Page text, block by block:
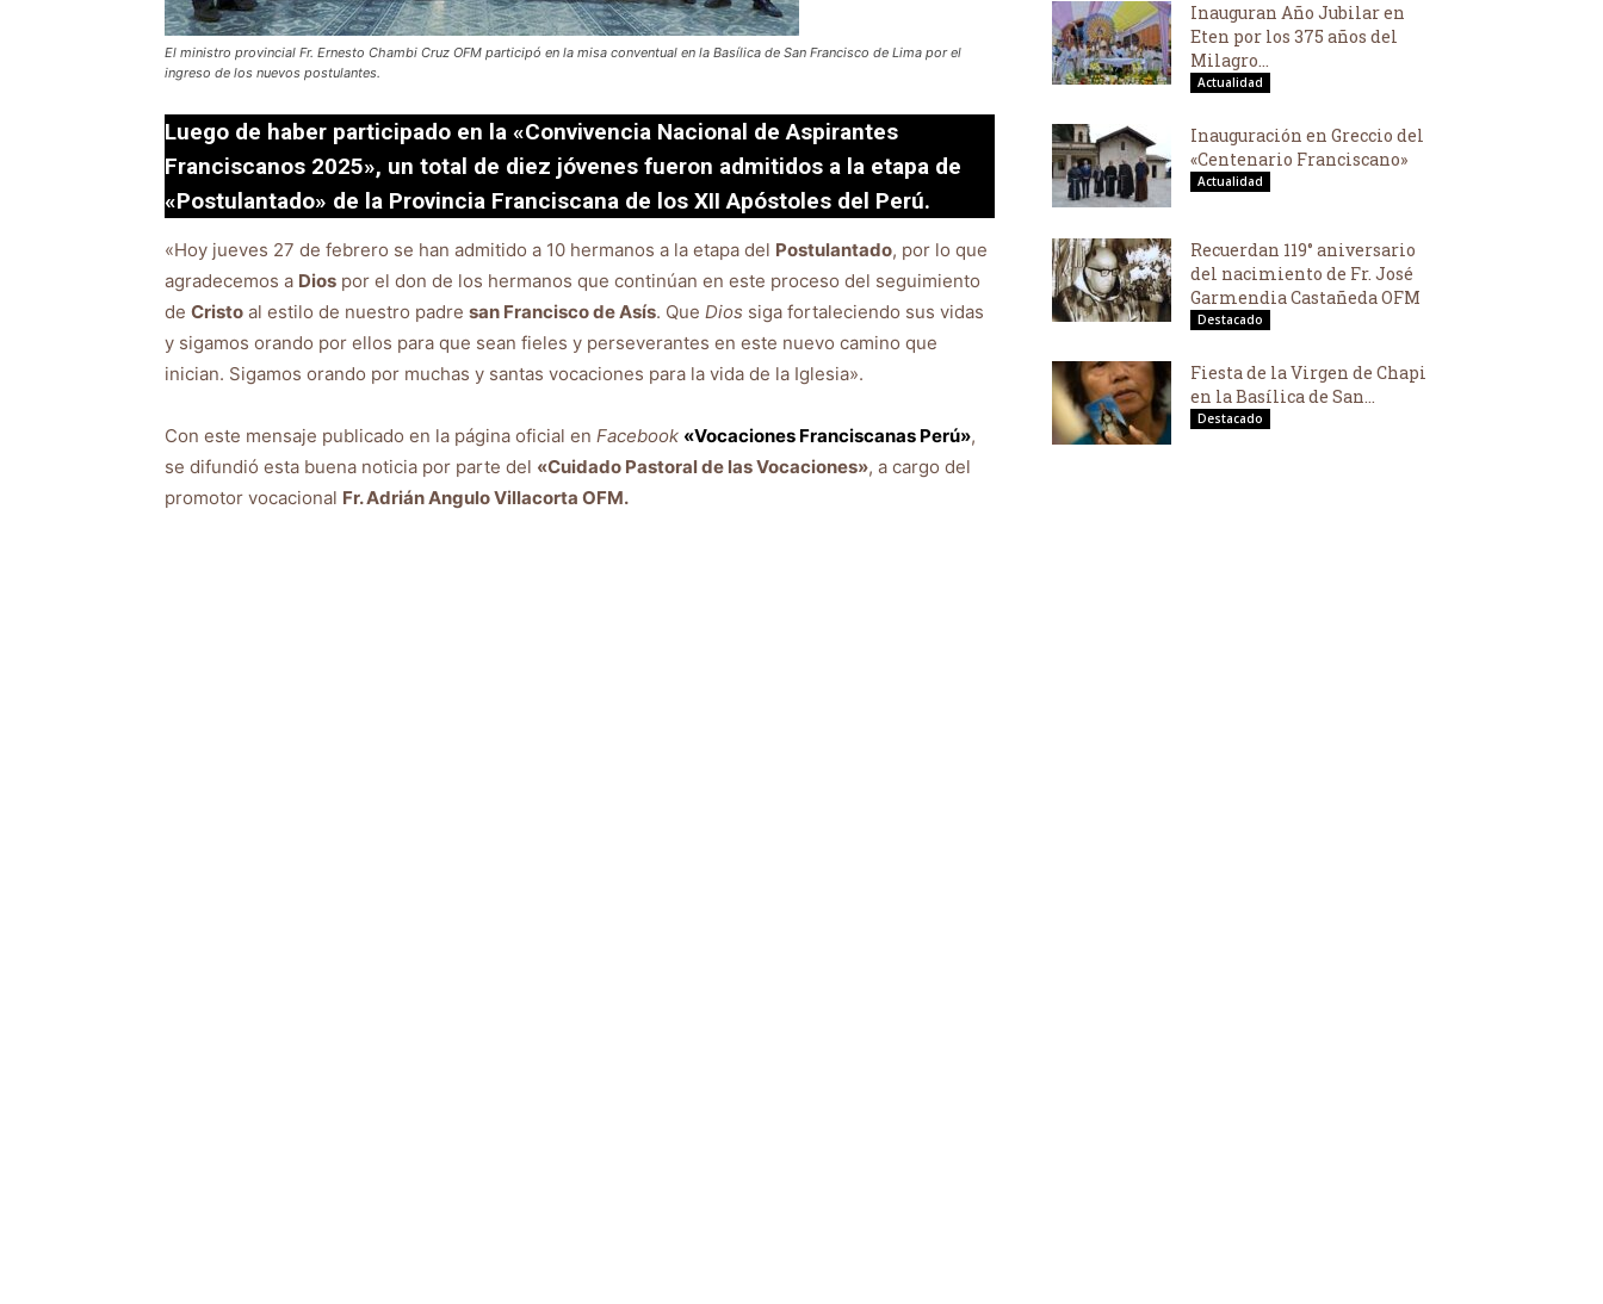
El ministro provincial Fr. Ernesto Chambi Cruz OFM participó en la misa conventual en la Basílica de San Francisco de Lima por el
ingreso de los nuevos postulantes.
Luego de haber participado en la «Convivencia Nacional de Aspirantes
Franciscanos 2025», un total de diez jóvenes fueron admitidos a la etapa de
«Postulantado» de la Provincia Franciscana de los XII Apóstoles del Perú.
«Hoy jueves 27 de febrero se han admitido a 10 hermanos a la etapa del Postulantado, por lo que
agradecemos a Dios por el don de los hermanos que continúan en este proceso del seguimiento
de Cristo al estilo de nuestro padre san Francisco de Asís. Que Dios siga fortaleciendo sus vidas
y sigamos orando por ellos para que sean fieles y perseverantes en este nuevo camino que
inician. Sigamos orando por muchas y santas vocaciones para la vida de la Iglesia».
Con este mensaje publicado en la página oficial en Facebook «Vocaciones Franciscanas Perú»,
se difundió esta buena noticia por parte del «Cuidado Pastoral de las Vocaciones», a cargo del
promotor vocacional Fr. Adrián Angulo Villacorta OFM.
Inauguran Año Jubilar en
Eten por los 375 años del
Milagro...
Actualidad
Inauguración en Greccio del
«Centenario Franciscano»
Actualidad
Recuerdan 119° aniversario
del nacimiento de Fr. José
Garmendia Castañeda OFM
Destacado
Fiesta de la Virgen de Chapi
en la Basílica de San...
Destacado